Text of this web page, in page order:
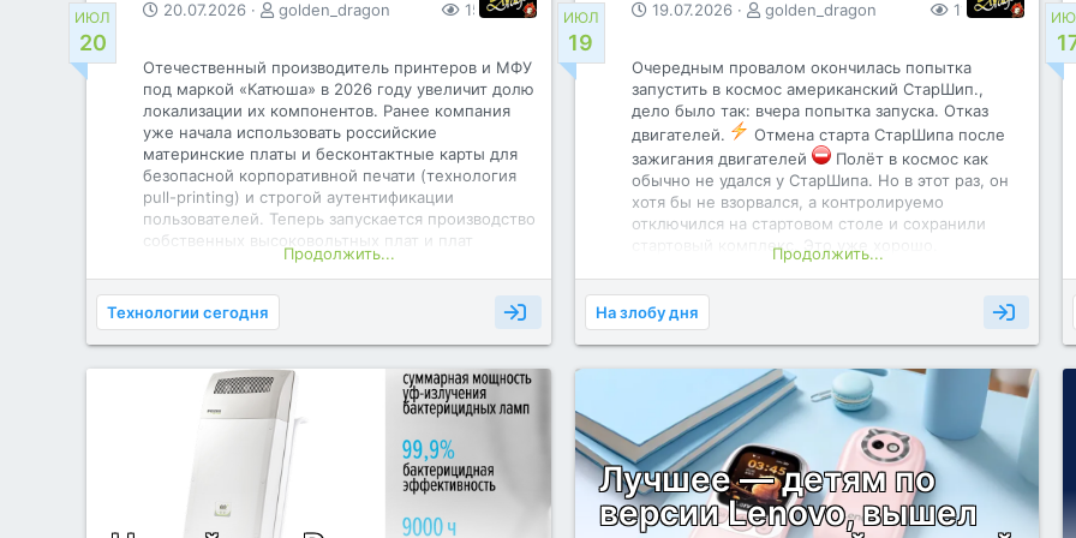
Аппаратной основой устройства станет чип
MediaTek G100 с оперативной памятью LPDDR4X и
флеш-памятью UFS 2.2. Смартфон также получит
NFC, инфракрасный излучатель и аккумулятор
емкостью 3500 мАч с поддержкой...
ИЮЛ
20
20.07.2026 golden_dragon 157 0
️Отечественный производитель принтеров и МФУ
под маркой «Катюша» в 2026 году увеличит долю
локализации их компонентов. Ранее компания
уже начала использовать российские
материнские платы и бесконтактные карты для
безопасной корпоративной печати (технология
pull-printing) и строгой аутентификации
пользователей. ️Теперь запускается производство
собственных высоковольтных плат и плат
питания на мощностях известного
отечественного холдинга в сфере
микроэлектроники «ДжиЭс Групп» (GS Group).
Первая партия составит 50000 таких плат и будет
готова уже в августе. Выпуск налажен и уже
идёт на заводе в Калининграде. Все компоненты
микроэлектроники проходят там пятиуровневый
контроль качества, по первому времени.
Продолжить...
Технологии сегодня
ИЮЛ
19
19.07.2026 golden_dragon 116 0
Очередным провалом окончилась попытка
запустить в космос американский СтарШип.,
дело было так: вчера попытка запуска. Отказ
двигателей.
Отмена старта СтарШипа после
зажигания двигателей
Полёт в космос как
обычно не удался у СтарШипа. Но в этот раз, он
хотя бы не взорвался, а контролируемо
отключился на стартовом столе и сохранили
стартовый комплекс. Это уже хорошо.
SpaceX официально:
произошла авария некоторых двигателей.
Elon Musk официально:
— Некоторые двигатели не запустились, что
вызвало автоматическую отмену старта. Сливаем
топливо. Следующая попытка запуска, надеюсь,
будет через несколько дней
|
— Чтобы быть уверенным в успешном полёте, 2
двигателя будут заменены. Новое наиболее
вероятное время запуска - начало следующей
недели.
Продолжить...
На злобу дня
Лучшее — детям по
версии Lenovo, вышел